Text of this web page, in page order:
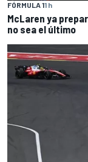
FÓRMULA 11 h
McLaren ya
no sea el último